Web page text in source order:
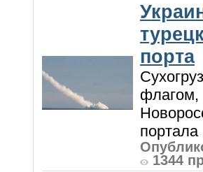
порта
флагом,
1344